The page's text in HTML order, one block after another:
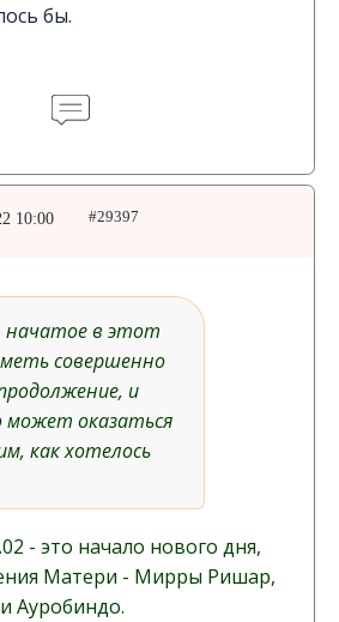
бы.
10:00 #29397
начатое в этот
совершенно
и
может оказаться
как хотелось
- это начало нового дня,
Матери - Мирры Ришар,
Ауробиндо.